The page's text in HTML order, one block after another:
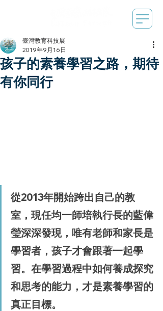
孩子的素養學習之路，期待
有你同行
臺灣教育科技展
2019年9月16日
從2013年開始跨出自己的教
室，現任均一師培執行長的藍偉
瑩深深發現，唯有老師和家長是
學習者，孩子才會跟著一起學
習。在學習過程中如何養成探究
和思考的能力，才是素養學習的
真正目標。